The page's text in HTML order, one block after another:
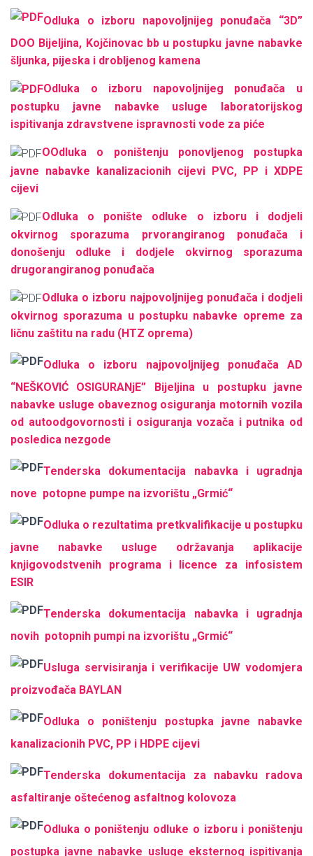
Odluka o izboru napovoljnijeg ponuđača “3D”
DOO Bijeljina, Kojčinovac bb u postupku javne nabavke
šljunka, pijeska i drobljenog kamena
Odluka o izboru napovoljnijeg ponuđača u
postupku javne nabavke usluge laboratorijskog
ispitivanja zdravstvene ispravnosti vode za piće
ОOdluka o poništenju ponovljenog postupka
javne nabavke kanalizacionih cijevi PVC, PP i XDPE
cijevi
Odluka o ponište odluke o izboru i dodjeli
okvirnog sporazuma prvorangiranog ponuđača i
donošenju odluke i dodjele okvirnog sporazuma
drugorangiranog ponuđača
Odluka o izboru najpovoljnijeg ponuđača i dodjeli
okvirnog sporazuma u postupku nabavke opreme za
ličnu zaštitu na radu (HTZ oprema)
Odluka o izboru najpovoljnijeg ponuđača AD
“NEŠKOVIĆ OSIGURANjE” Bijeljina u postupku javne
nabavke usluge obaveznog osiguranja motornih vozila
od autoodgovornosti i osiguranja vozača i putnika od
posledica nezgode
Tenderska dokumentacija nabavka i ugradnja
nove potopne pumpe na izvorištu „Grmić“
Odluka o rezultatima pretkvalifikacije u postupku
javne nabavke usluge održavanja aplikacije
knjigovodstvenih programa i licence za infosistem
ESIR
Tenderska dokumentacija nabavka i ugradnja
novih potopnih pumpi na izvorištu „Grmić“
Usluga servisiranja i verifikacije UW vodomjera
proizvođača BAYLAN
Odluka o poništenju postupka javne nabavke
kanalizacionih PVC, PP i HDPE cijevi
Tenderska dokumentacija za nabavku radova
asfaltiranje oštećenog asfaltnog kolovoza
Odluka o poništenju odluke o izboru i poništenju
postupka javne nabavke usluge eksternog ispitivanja